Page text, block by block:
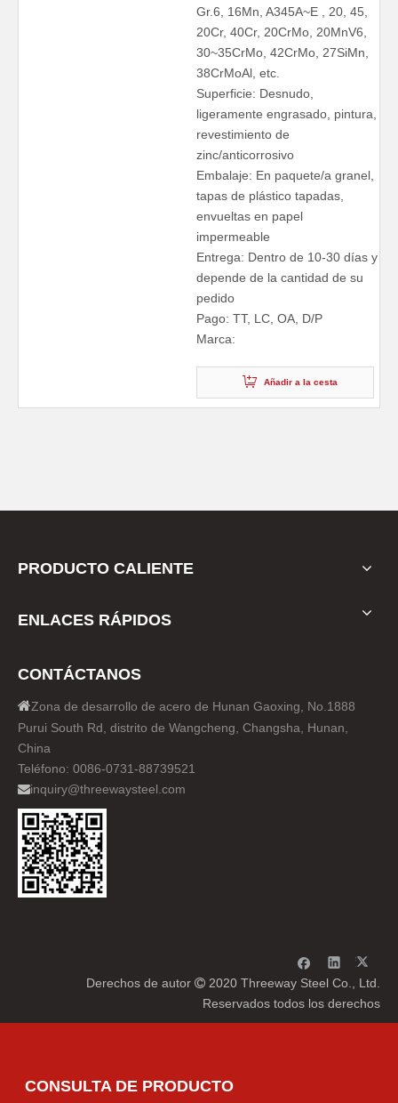
Gr.6, 16Mn, A345A~E , 20, 45,
20Cr, 40Cr, 20CrMo, 20MnV6,
30~35CrMo, 42CrMo, 27SiMn,
38CrMoAl, etc.
Superficie: Desnudo,
ligeramente engrasado, pintura,
revestimiento de
zinc/anticorrosivo
Embalaje: En paquete/a granel,
tapas de plástico tapadas,
envueltas en papel
impermeable
Entrega: Dentro de 10-30 días y
depende de la cantidad de su
pedido
Pago: TT, LC, OA, D/P
Marca:
Añadir a la cesta
PRODUCTO CALIENTE
ENLACES RÁPIDOS
CONTÁCTANOS
Zona de desarrollo de acero de Hunan Gaoxing, No.1888
Purui South Rd, distrito de Wangcheng, Changsha, Hunan,
China
Teléfono: 0086-0731-88739521
inquiry@threewaysteel.com
Derechos de autor  2020 Threeway Steel Co., Ltd.
Reservados todos los derechos
CONSULTA DE PRODUCTO